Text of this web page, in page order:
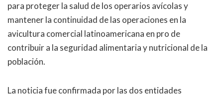
para proteger la salud de los operarios avícolas y
mantener la continuidad de las operaciones en la
avicultura comercial latinoamericana en pro de
contribuir a la seguridad alimentaria y nutricional de la
población.
La noticia fue confirmada por las dos entidades